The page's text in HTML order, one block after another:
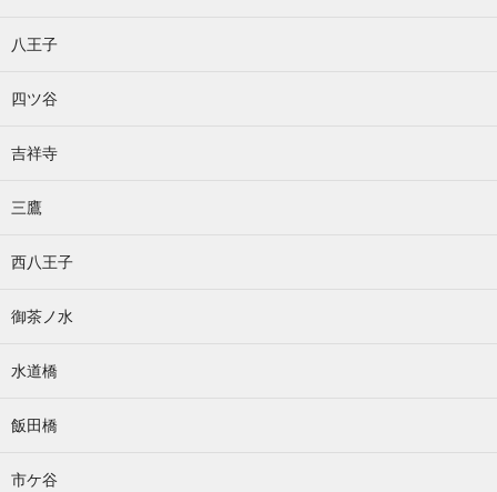
八王子
四ツ谷
吉祥寺
三鷹
西八王子
御茶ノ水
水道橋
飯田橋
市ケ谷